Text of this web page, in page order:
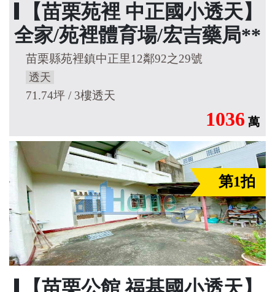
【苗栗苑裡 中正國小透天】
全家/苑裡體育場/宏吉藥局**
苗栗縣苑裡鎮中正里12鄰92之29號
透天
71.74坪 / 3樓透天
1036 萬
第1拍
【苗栗公館 福基國小透天】